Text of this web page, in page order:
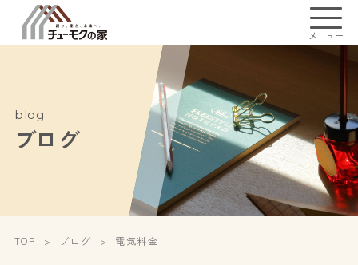
メニュー
blog
ブログ
TOP ブログ 電気料金